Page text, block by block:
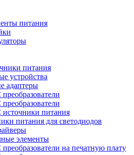
питания
питания
устройства
адаптеры
питания
питания для светодиодов
элементы
на печатную плату